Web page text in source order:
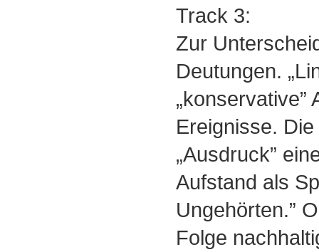
Track 3:
Zur
Deutungen.
„konservative”
Ereignisse.
„Ausdruck”
Aufstand als
Ungehörten.”
Folge